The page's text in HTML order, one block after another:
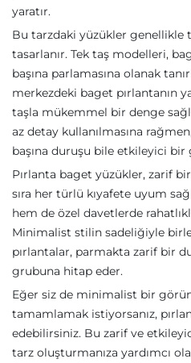
yaratır.
Bu tarzdaki yüzükler genellikle
tasarlanır. Tek taş modelleri,
başına parlamasına olanak
merkezdeki baget pırlantanın
taşla mükemmel bir denge
az detay kullanılmasına
başına duruşu bile etkileyici
Pırlanta baget yüzükler, zarif
sıra her türlü kıyafete uyum
hem de özel davetlerde
Minimalist stilin sadeliğiyle
pırlantalar, parmakta zarif bir
grubuna hitap eder.
Eğer siz de minimalist bir
tamamlamak istiyorsanız,
edebilirsiniz. Bu zarif ve
tarz oluşturmanıza yardımcı